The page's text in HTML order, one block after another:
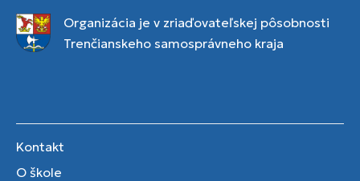
Organizácia je v zriaďovateľskej pôsobnosti
Trenčianskeho samosprávneho kraja
Kontakt
O škole